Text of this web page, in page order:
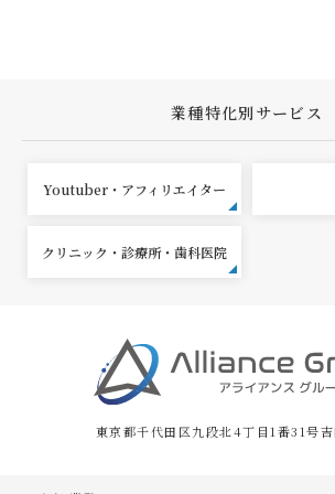
業種特化別サービス
Youtuber・アフィリエイター
クリニック・診療所・歯科医院
東京都千代田区九段北4丁目1番31号